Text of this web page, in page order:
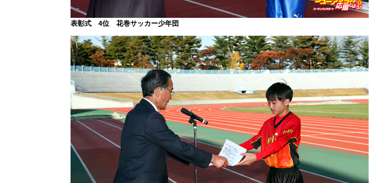
表彰式 4位 花巻サッカー少年団